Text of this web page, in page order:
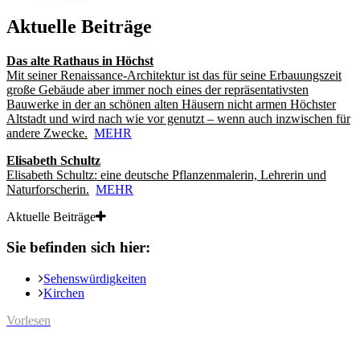
Aktuelle Beiträge
Das alte Rathaus in Höchst
Mit seiner Renaissance-Architektur ist das für seine Erbauungszeit
große Gebäude aber immer noch eines der repräsentativsten
Bauwerke in der an schönen alten Häusern nicht armen Höchster
Altstadt und wird nach wie vor genutzt – wenn auch inzwischen für
andere Zwecke. MEHR
Elisabeth Schultz
Elisabeth Schultz: eine deutsche Pflanzenmalerin, Lehrerin und
Naturforscherin. MEHR
Aktuelle Beiträge
Sie befinden sich hier:
Sehenswürdigkeiten
Kirchen
Vorlesen